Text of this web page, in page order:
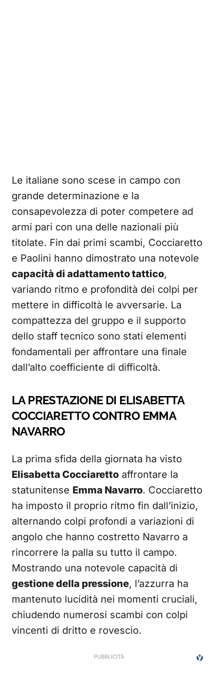
Le italiane sono scese in campo con
grande determinazione e la
consapevolezza di poter competere ad
armi pari con una delle nazionali più
titolate. Fin dai primi scambi, Cocciaretto
e Paolini hanno dimostrato una notevole
capacità di adattamento tattico,
variando ritmo e profondità dei colpi per
mettere in difficoltà le avversarie. La
compattezza del gruppo e il supporto
dello staff tecnico sono stati elementi
fondamentali per affrontare una finale
dall’alto coefficiente di difficoltà.
LA PRESTAZIONE DI ELISABETTA
COCCIARETTO CONTRO EMMA
NAVARRO
La prima sfida della giornata ha visto
Elisabetta Cocciaretto affrontare la
statunitense Emma Navarro. Cocciaretto
ha imposto il proprio ritmo fin dall’inizio,
alternando colpi profondi a variazioni di
angolo che hanno costretto Navarro a
rincorrere la palla su tutto il campo.
Mostrando una notevole capacità di
gestione della pressione, l’azzurra ha
mantenuto lucidità nei momenti cruciali,
chiudendo numerosi scambi con colpi
vincenti di dritto e rovescio.